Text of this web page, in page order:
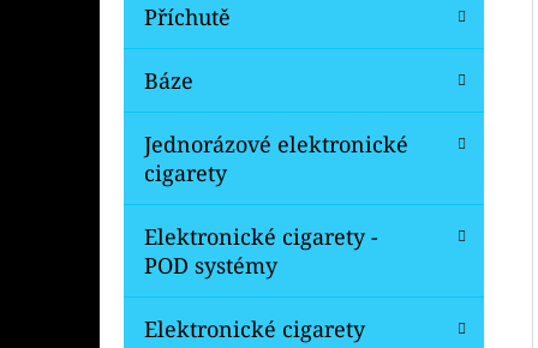
Příchutě
Báze
Jednorázové elektronické
cigarety
Elektronické cigarety -
POD systémy
Elektronické cigarety